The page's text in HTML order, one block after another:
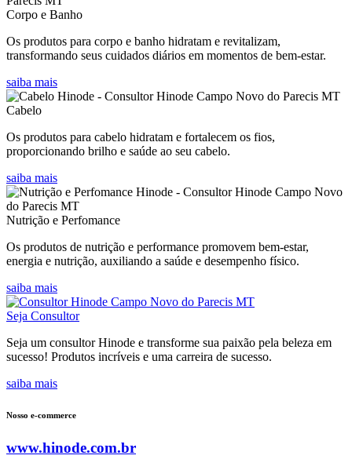
Corpo e Banho
Os produtos para corpo e banho hidratam e revitalizam,
transformando seus cuidados diários em momentos de bem-estar.
saiba mais
Cabelo
Os produtos para cabelo hidratam e fortalecem os fios,
proporcionando brilho e saúde ao seu cabelo.
saiba mais
Nutrição e Perfomance
Os produtos de nutrição e performance promovem bem-estar,
energia e nutrição, auxiliando a saúde e desempenho físico.
saiba mais
Seja Consultor
Seja um consultor Hinode e transforme sua paixão pela beleza em
sucesso! Produtos incríveis e uma carreira de sucesso.
saiba mais
Nosso e-commerce
www.hinode.com.br